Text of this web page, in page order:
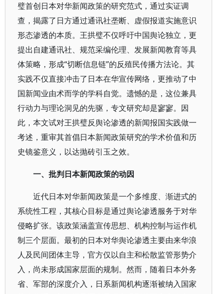
璧首创日本对华新闻政策的研究范式，通过实证调
查，揭露了日方通过通讯社垄断、虚假报道实施意识
形态渗透的本质。王拱璧不仅呼吁中国舆论独立，更
提出自建通讯社、规范采编伦理、发展新闻教育等具
体策略，形成“切断信息链”的反殖民传播方法论。其
实践不仅直接冲击了日本在华宣传网络，更推动了中
国新闻业由术而学的学科自觉。遗憾的是，这位兼具
行动力与理论洞见的先驱，专文研究却是寥寥。因
此，本文试对王拱璧反舆论渗透的新闻报国实践做一
考述，重审其首倡日本新闻政策研究的学术价值和历
史镜鉴意义，以达抛砖引玉之效。
一、批判日本新闻政策的动因
近代日本对华新闻政策是一个多维度、渐进式的
系统性工程，其核心目标是通过舆论渗透服务于对华
侵略扩张。该政策涵盖宣传思想、机构控制与运作机
制三个层面。最初的日本对华舆论渗透主要由来华浪
人及民间团体主导，官方仅以自主和松散监管形势介
入，尚未形成国家层面的规制。然而，随着日本外务
省、军部的深度介入，日系新闻机构逐渐被纳入国家